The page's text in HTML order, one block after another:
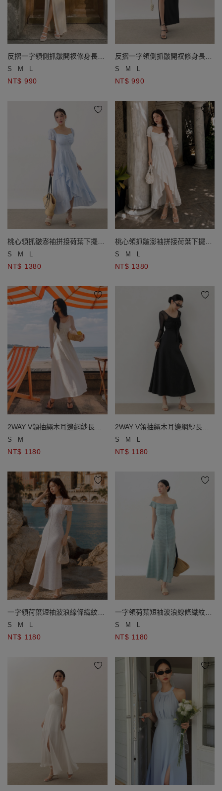
反摺一字領側抓皺開衩修身長洋
裝(附胸墊)
S M L
NT$ 990
反摺一字領側抓皺開衩修身長洋
裝(附胸墊)
S M L
NT$ 990
桃心領抓皺澎袖拼接荷葉下擺條
紋長洋裝(附胸墊)
S M L
NT$ 1380
桃心領抓皺澎袖拼接荷葉下擺條
紋長洋裝(附胸墊)
S M L
NT$ 1380
2WAY V領抽繩木耳邊網紗長袖
罩衫後鏤空細肩帶長洋裝套裝
S M
NT$ 1180
2WAY V領抽繩木耳邊網紗長袖
罩衫後鏤空細肩帶長洋裝套裝
S M L
NT$ 1180
一字領荷葉短袖波浪線條織紋排
扣長洋裝(附胸墊)
S M L
NT$ 1180
一字領荷葉短袖波浪線條織紋排
扣長洋裝(附胸墊)
S M L
NT$ 1180